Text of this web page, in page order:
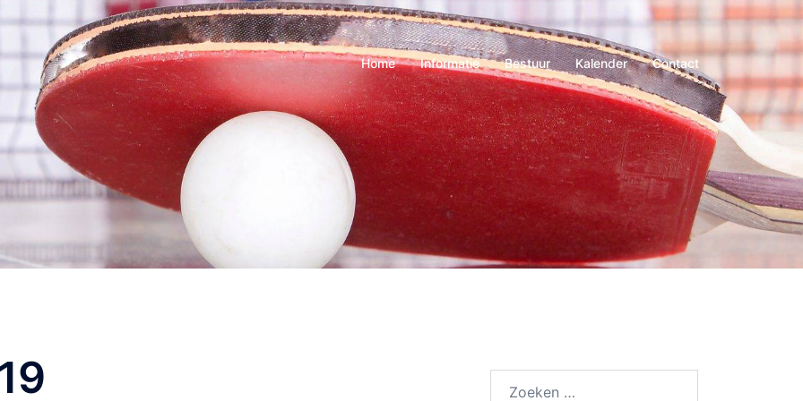
Home Informatie Bestuur Kalender Contact